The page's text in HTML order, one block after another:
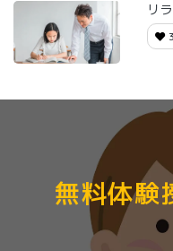
リ
3
無料体験